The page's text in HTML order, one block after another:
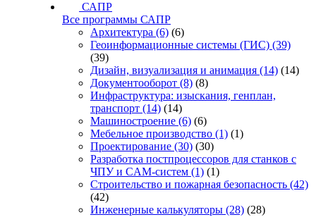
САПР
Все программы САПР
Архитектура (6) (6)
Геоинформационные системы (ГИС) (39)
(39)
Дизайн, визуализация и анимация (14) (14)
Документооборот (8) (8)
Инфраструктура: изыскания, генплан,
транспорт (14) (14)
Машиностроение (6) (6)
Мебельное производство (1) (1)
Проектирование (30) (30)
Разработка постпроцессоров для станков с
ЧПУ и CAM-систем (1) (1)
Строительство и пожарная безопасность (42)
(42)
Инженерные калькуляторы (28) (28)